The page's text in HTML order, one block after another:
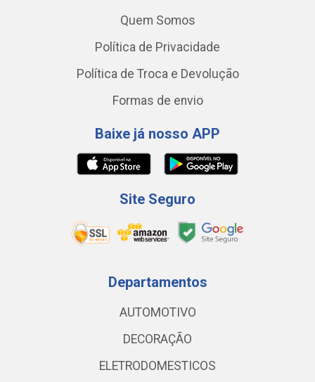
Quem Somos
Política de Privacidade
Política de Troca e Devolução
Formas de envio
Baixe já nosso APP
Site Seguro
Departamentos
AUTOMOTIVO
DECORAÇÃO
ELETRODOMESTICOS